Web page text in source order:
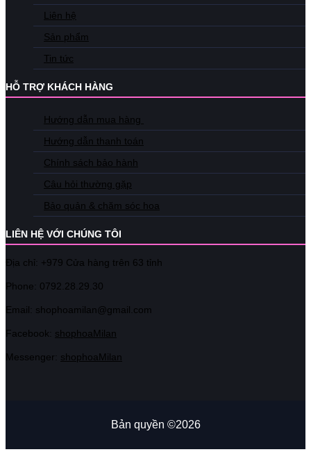
Liên hệ
Sản phẩm
Tin tức
HỖ TRỢ KHÁCH HÀNG
Hướng dẫn mua hàng
Hướng dẫn thanh toán
Chính sách bảo hành
Câu hỏi thường gặp
Bảo quản & chăm sóc hoa
LIÊN HỆ VỚI CHÚNG TÔI
Địa chỉ: +979 Cửa hàng trên 63 tỉnh
Phone: 0792.28.29.30
Email: shophoamilan@gmail.com
Facebook: shophoaMilan
Messenger: shophoaMilan
Bản quyền ©2026